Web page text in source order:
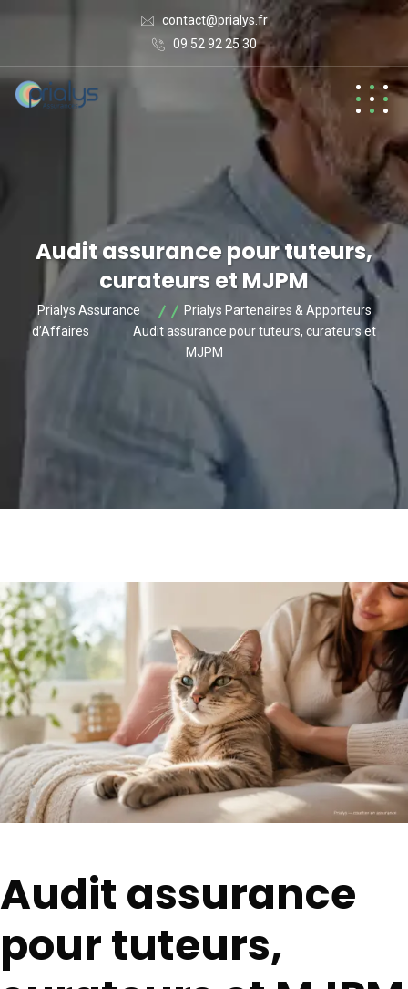
contact@prialys.fr
09 52 92 25 30
Audit assurance pour tuteurs,
curateurs et MJPM
Prialys Assurance
Prialys Partenaires & Apporteurs
d’Affaires
Audit assurance pour tuteurs, curateurs et
MJPM
Audit assurance
pour tuteurs,